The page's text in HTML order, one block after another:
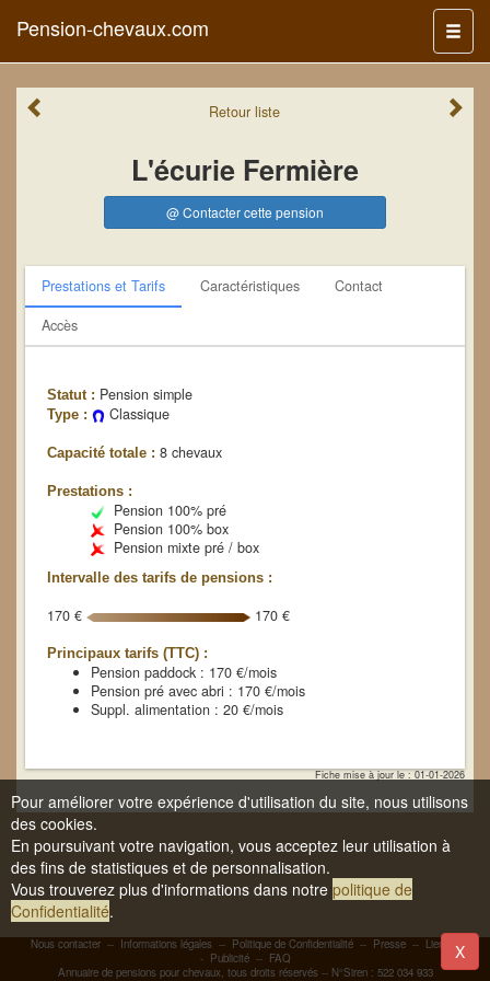
Menu
Pension-chevaux.com
Retourliste
L'écurie Fermière
@ Contacter cette pension
Prestations et Tarifs Caractéristiques
Contact
Accès
Statut : Pension simple
Type : Classique
Capacité totale : 8 chevaux
Prestations :
Pension 100% pré
Pension 100% box
Pension mixte pré / box
Intervalle des tarifs de pensions :
170 € 170 €
Principaux tarifs (TTC) :
Pension paddock : 170 €/mois
Pension pré avec abri : 170 €/mois
Suppl. alimentation : 20 €/mois
Fiche mise à jour le : 01-01-2026
Nous contacter -- Informations légales -- Politique de Confidentialité -- Presse -- Liens
-
- Publicité-- FAQ
Annuaire de pensions pour chevaux, tous droits réservés -- N°Siren : 522 034 933
Pour améliorer votre expérience d'utilisation du site, nous utilisons
des cookies.
En poursuivant votre navigation, vous acceptez leur utilisation à
des fins de statistiques et de personnalisation.
Vous trouverez plus d'informations dans notre politique de
Confidentialité.
X